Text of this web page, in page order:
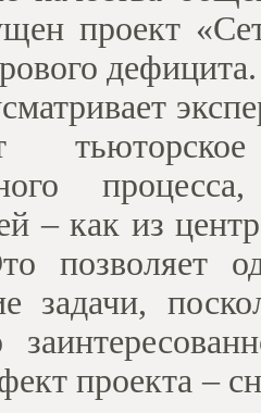
проект
– как из
позволяет
задачи,
проекта –